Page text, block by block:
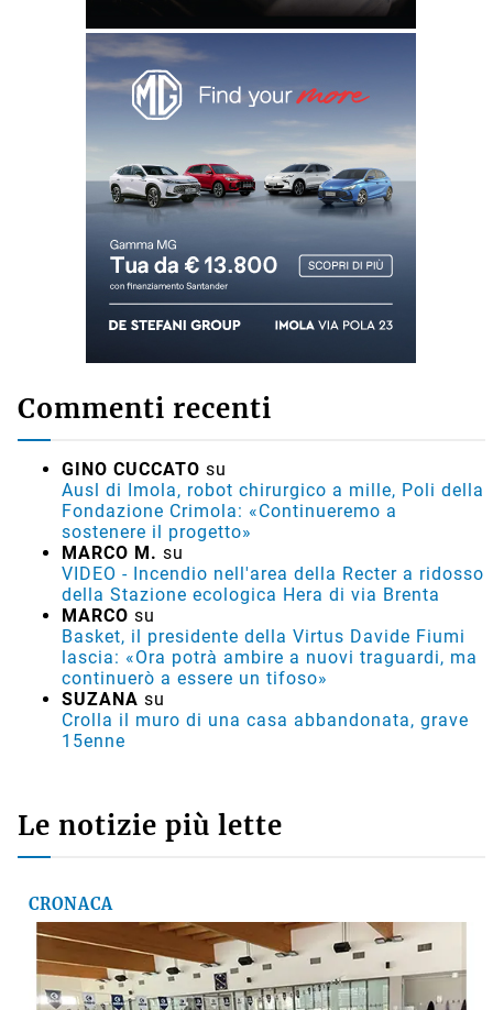
Commenti recenti
GINO CUCCATO su
Ausl di Imola, robot chirurgico a mille, Poli della
Fondazione Crimola: «Continueremo a
sostenere il progetto»
MARCO M. su
VIDEO - Incendio nell'area della Recter a ridosso
della Stazione ecologica Hera di via Brenta
MARCO su
Basket, il presidente della Virtus Davide Fiumi
lascia: «Ora potrà ambire a nuovi traguardi, ma
continuerò a essere un tifoso»
SUZANA su
Crolla il muro di una casa abbandonata, grave
15enne
Le notizie più lette
CRONACA